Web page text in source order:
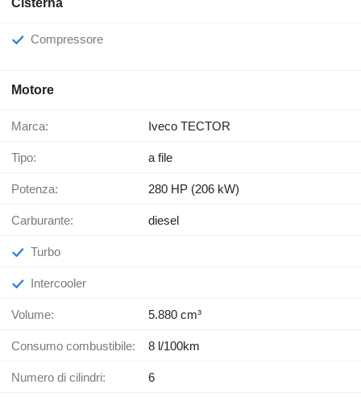
Cisterna
Compressore
Motore
Marca: Iveco TECTOR
Tipo: a file
Potenza: 280 HP (206 kW)
Carburante: diesel
Turbo
Intercooler
Volume: 5.880 cm³
Consumo combustibile: 8 l/100km
Numero di cilindri: 6